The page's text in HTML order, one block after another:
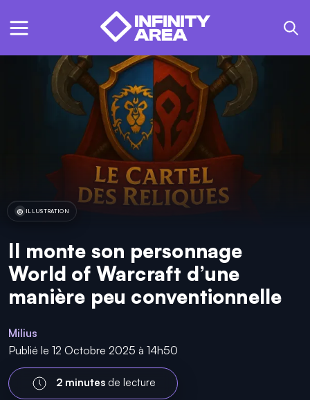
ILLUSTRATION
Il monte son personnage
World of Warcraft d’une
manière peu conventionnelle
Milius
Publié le 12 Octobre 2025 à 14h50
2 minutesde lecture